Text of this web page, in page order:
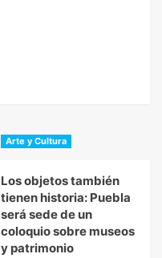
Arte y Cultura
Los objetos también
tienen historia: Puebla
será sede de un
coloquio sobre museos
y patrimonio